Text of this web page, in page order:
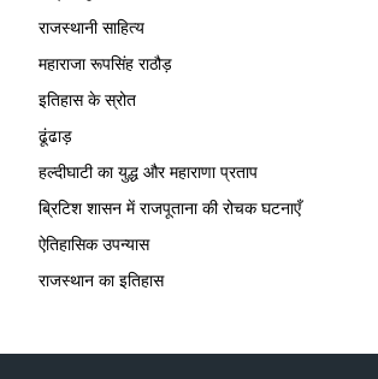
राजस्थानी साहित्य
महाराजा रूपसिंह राठौड़
इतिहास के स्रोत
ढूंढाड़
हल्दीघाटी का युद्ध और महाराणा प्रताप
ब्रिटिश शासन में राजपूताना की रोचक घटनाएँ
ऐतिहासिक उपन्यास
राजस्थान का इतिहास